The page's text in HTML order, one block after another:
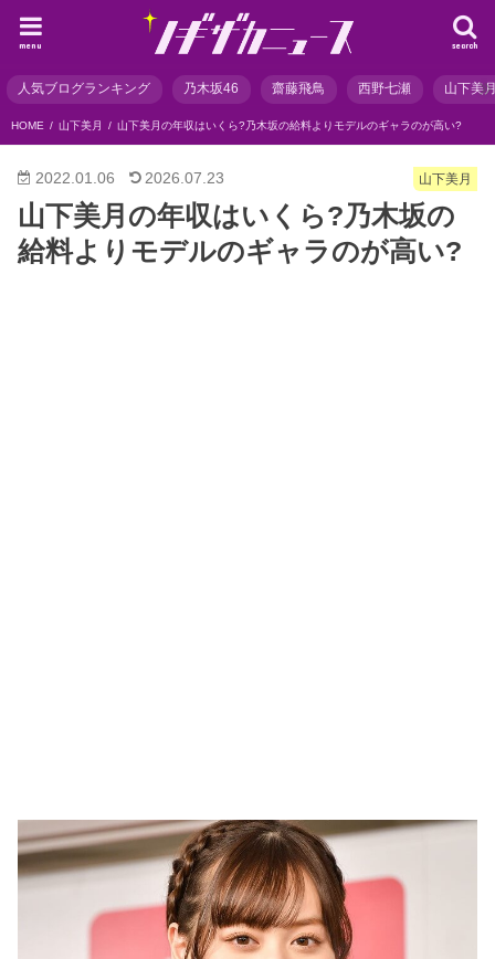
search
menu
人気ブログランキング 乃木坂46 齋藤飛鳥 西野七瀬 山下美
HOME 山下美月 山下美月の年収はいくら?乃木坂の給料よりモデルのギャラのが高い?
山下美月
2022.01.06 2026.07.23
山下美月の年収はいくら?乃木坂の
給料よりモデルのギャラのが高い?